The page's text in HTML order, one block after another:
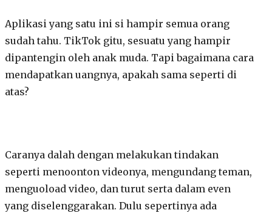
Aplikasi yang satu ini si hampir semua orang
sudah tahu. TikTok gitu, sesuatu yang hampir
dipantengin oleh anak muda. Tapi bagaimana cara
mendapatkan uangnya, apakah sama seperti di
atas?
Caranya dalah dengan melakukan tindakan
seperti menoonton videonya, mengundang teman,
menguoload video, dan turut serta dalam even
yang diselenggarakan. Dulu sepertinya ada